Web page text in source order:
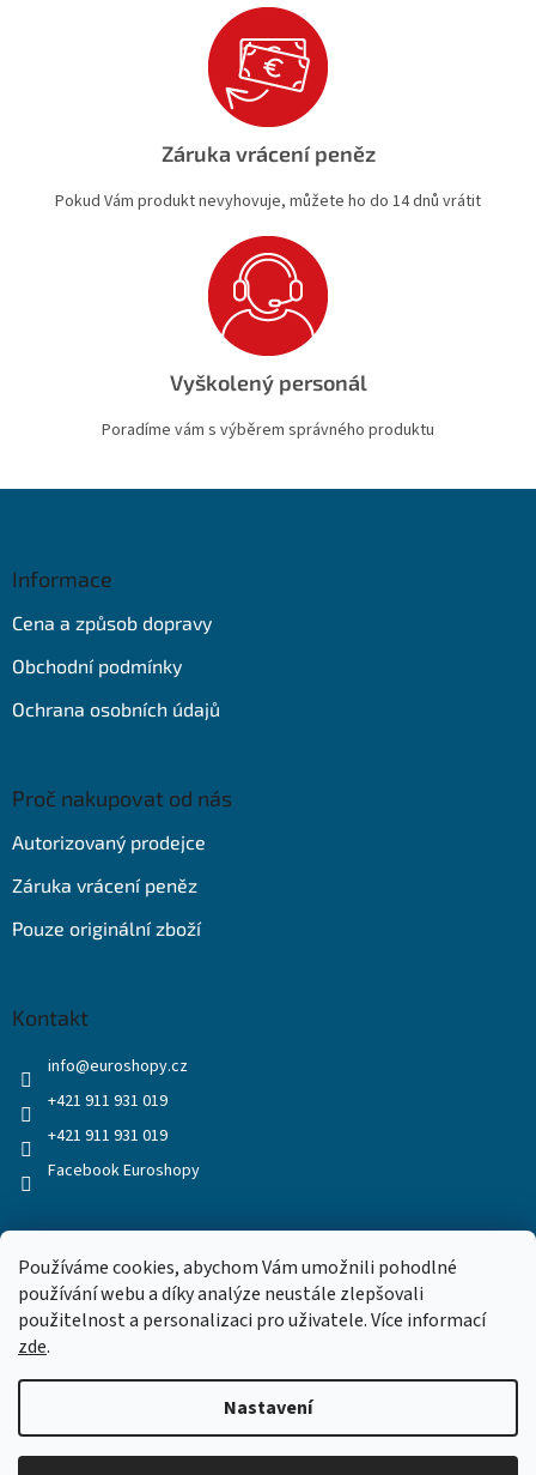
Používáme cookies, abychom Vám umožnili pohodlné
používání webu a díky analýze neustále zlepšovali
použitelnost a personalizaci pro uživatele. Více informací
zde.
Nastavení
Záruka vrácení peněz
Pokud Vám produkt nevyhovuje, můžete ho do 14 dnů vrátit
Vyškolený personál
Poradíme vám s výběrem správného produktu
Informace
Cena a způsob dopravy
Obchodní podmínky
Ochrana osobních údajů
Proč nakupovat od nás
Autorizovaný prodejce
Záruka vrácení peněz
Pouze originální zboží
Kontakt
info@euroshopy.cz
+421 911 931 019
+421 911 931 019
Facebook Euroshopy
Vytvořil Shoptet